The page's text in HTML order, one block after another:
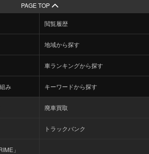
PAGE TOP
閲覧履歴
地域から探す
車ランキングから探す
み キーワードから探す
廃車買取
トラックバンク
」